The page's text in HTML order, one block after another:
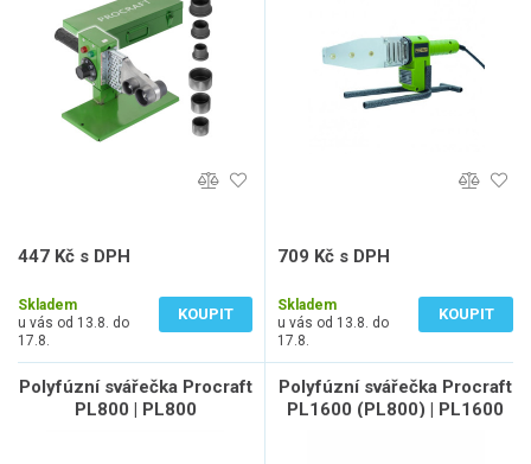
447 Kč s DPH
Skladem
u vás od 13.8. do
17.8.
KOUPIT
709 Kč s DPH
Skladem
u vás od 13.8. do
17.8.
KOUPIT
Polyfúzní svářečka Procraft
PL800 | PL800
Polyfúzní svářečka Procraft
PL1600 (PL800) | PL1600